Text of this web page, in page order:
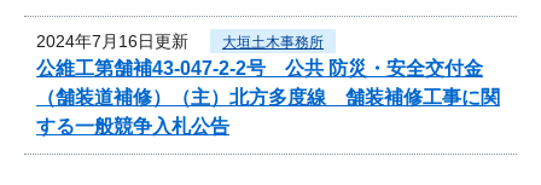
2024年7月16日更新 大垣土木事務所
公維工第舗補43-047-2-2号 公共 防災・安全交付金
（舗装道補修）（主）北方多度線 舗装補修工事に関
する一般競争入札公告